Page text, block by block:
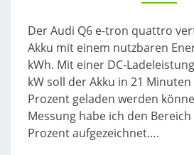
TRON
MIT
94,9
KWH
(5
AUF
Der Audi Q6 e-tron quattro
Akku mit einem nutzbaren
kWh. Mit einer DC-
kW soll der Akku in 21
Prozent geladen werden
Messung habe ich den
Prozent aufgezeichnet….